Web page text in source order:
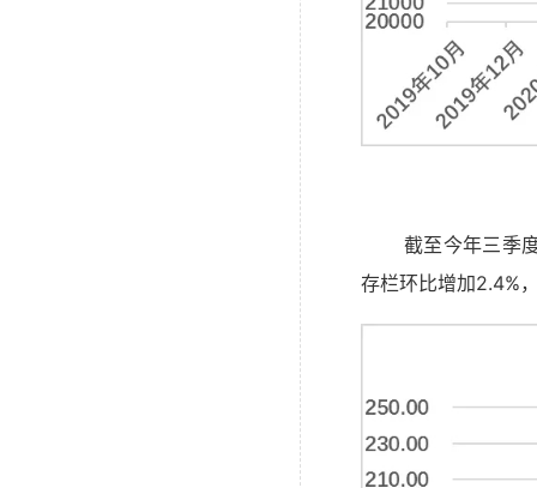
截至今年三季
存栏环比增加2.4%